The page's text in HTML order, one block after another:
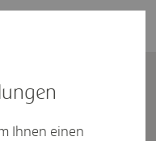
Kontakt
Ihnen einen